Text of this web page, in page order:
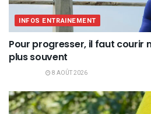
INFOS ENTRAINEMENT
Pour progresser, il faut courir
plus souvent
8 AOÛT 2026